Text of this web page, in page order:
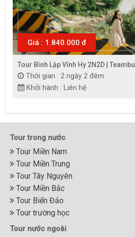
Giá : 1.840.000 đ
Tour Bình Lập Vĩnh Hy 2N2D |
Thời gian : 2 ngày 2 đêm
Khởi hành : Liên hệ
Tour trong nước
Tour Miền Nam
Tour Miền Trung
Tour Tây Nguyên
Tour Miền Bắc
Tour Biển Đảo
Tour trường học
Tour nước ngoài